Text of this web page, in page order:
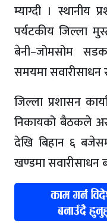
म्याग्दी । स्थानीय
पर्यटकीय जिल्ला
बेनी–जोमसोम
समयमा सवारीसाधन
जिल्ला प्रशासन
निकायको बैठकले
देखि बिहान ६
खण्डमा सवारीसाधन